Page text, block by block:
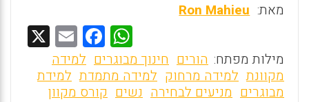
מאת: Ron Mahieu
W
h
at
F
a
ce
E
m
ai
מילות מפתח: הורים חינוך מבוגרים למידה
מקוונת למידה מרחוק למידה מתמדת למידת
מבוגרים מניעים לבחירה נשים קורס מקוון